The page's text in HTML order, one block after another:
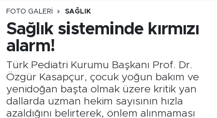
FOTO GALERI SAĞLIK
Sağlık sisteminde kırmızı
alarm!
Türk Pediatri Kurumu Başkanı Prof. Dr.
Özgür Kasapçur, çocuk yoğun bakım ve
yenidoğan başta olmak üzere kritik yan
dallarda uzman hekim sayısının hızla
azaldığını belirterek, önlem alınmaması
Süper Lig Puan Durumu ve Fikstür
Tüm Manşetler
Son Dakika Haberleri
Haber Arşivi